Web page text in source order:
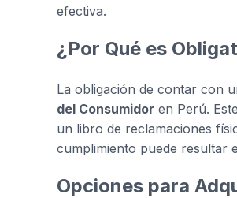
efectiva.
¿Por Qué es
La obligación de contar con
del Consumidor en Perú.
un libro de reclamaciones
cumplimiento puede resultar
Opciones para